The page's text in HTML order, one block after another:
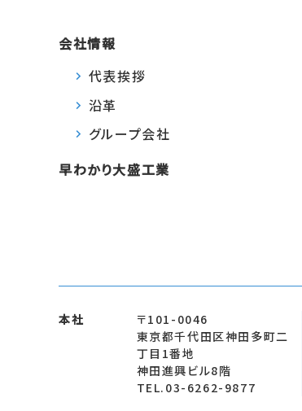
会社情報
代表挨拶
沿革
グループ会社
早わかり大盛工業
本社
〒101-0046
東京都千代田区神田多町二
丁目1番地
神田進興ビル8階
TEL.03-6262-9877